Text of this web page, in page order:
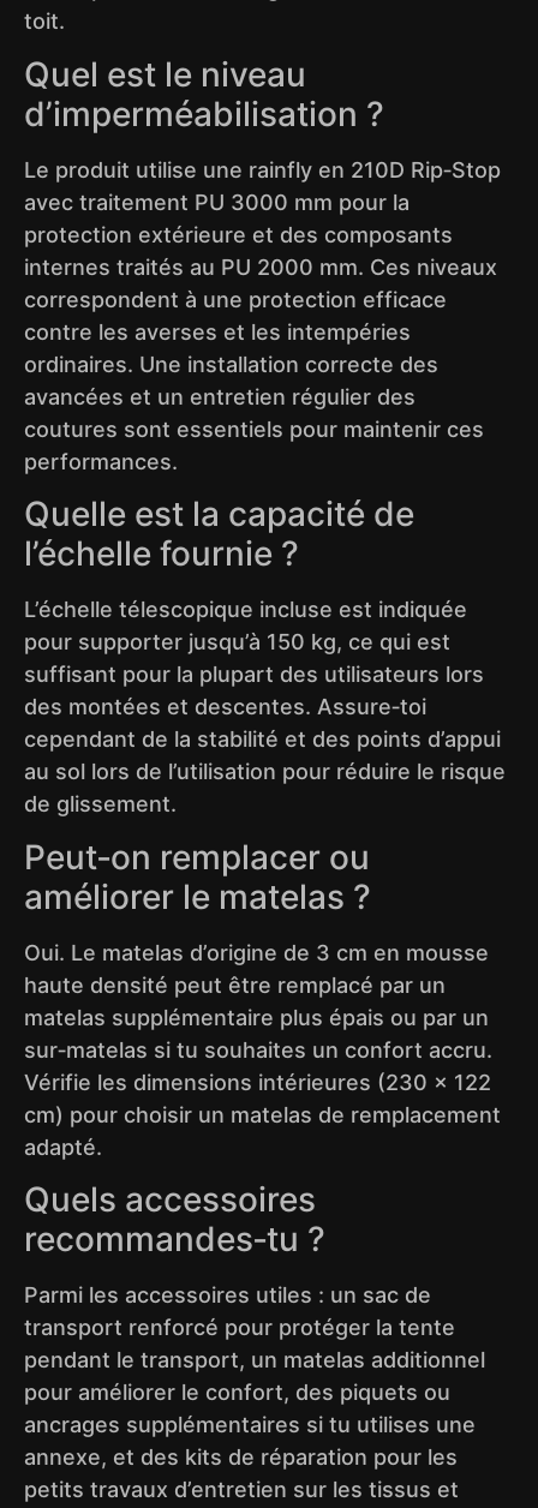
toit.
Quel est le niveau
d’imperméabilisation ?
Le produit utilise une rainfly en 210D Rip‑Stop
avec traitement PU 3000 mm pour la
protection extérieure et des composants
internes traités au PU 2000 mm. Ces niveaux
correspondent à une protection efficace
contre les averses et les intempéries
ordinaires. Une installation correcte des
avancées et un entretien régulier des
coutures sont essentiels pour maintenir ces
performances.
Quelle est la capacité de
l’échelle fournie ?
L’échelle télescopique incluse est indiquée
pour supporter jusqu’à 150 kg, ce qui est
suffisant pour la plupart des utilisateurs lors
des montées et descentes. Assure‑toi
cependant de la stabilité et des points d’appui
au sol lors de l’utilisation pour réduire le risque
de glissement.
Peut‑on remplacer ou
améliorer le matelas ?
Oui. Le matelas d’origine de 3 cm en mousse
haute densité peut être remplacé par un
matelas supplémentaire plus épais ou par un
sur‑matelas si tu souhaites un confort accru.
Vérifie les dimensions intérieures (230 × 122
cm) pour choisir un matelas de remplacement
adapté.
Quels accessoires
recommandes‑tu ?
Parmi les accessoires utiles : un sac de
transport renforcé pour protéger la tente
pendant le transport, un matelas additionnel
pour améliorer le confort, des piquets ou
ancrages supplémentaires si tu utilises une
annexe, et des kits de réparation pour les
petits travaux d’entretien sur les tissus et